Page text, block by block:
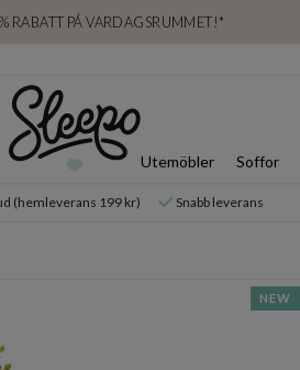
RABATT PÅ VARDAGSRUMMET!*
Utemöbler Soffor
(hemleverans 199 kr) Snabb leverans
NEW